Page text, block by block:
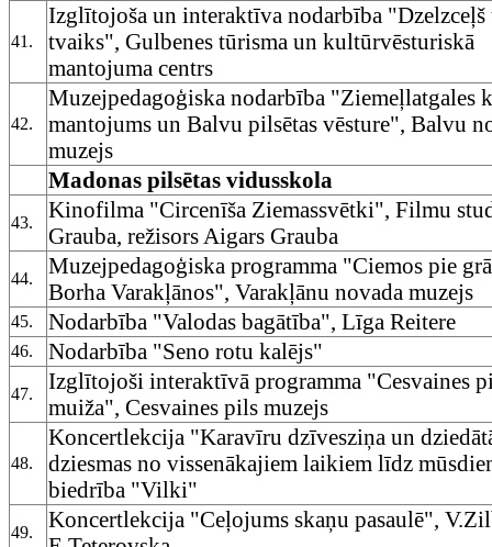
41.
Izglītojoša un interaktīva nodarbība "Dzelzceļš
tvaiks", Gulbenes tūrisma un kultūrvēsturiskā
mantojuma centrs
42.
Muzejpedagoģiska nodarbība "Ziemeļlatgales
mantojums un Balvu pilsētas vēsture", Balvu
muzejs
Madonas pilsētas vidusskola
43.
Kinofilma "Circenīša Ziemassvētki", Filmu
Grauba, režisors Aigars Grauba
44.
Muzejpedagoģiska programma "Ciemos pie
Borha Varakļānos", Varakļānu novada muzejs
45. Nodarbība "Valodas bagātība", Līga Reitere
46. Nodarbība "Seno rotu kalējs"
47.
Izglītojoši interaktīvā programma "Cesvaines
muiža", Cesvaines pils muzejs
48.
Koncertlekcija "Karavīru dzīvesziņa un
dziesmas no vissenākajiem laikiem līdz
biedrība "Vilki"
49.
Koncertlekcija "Ceļojums skaņu pasaulē",